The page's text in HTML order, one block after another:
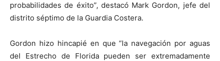
probabilidades de éxito”, destacó Mark Gordon, jefe del
distrito séptimo de la Guardia Costera.
Gordon hizo hincapié en que “la navegación por aguas
del Estrecho de Florida pueden ser extremadamente